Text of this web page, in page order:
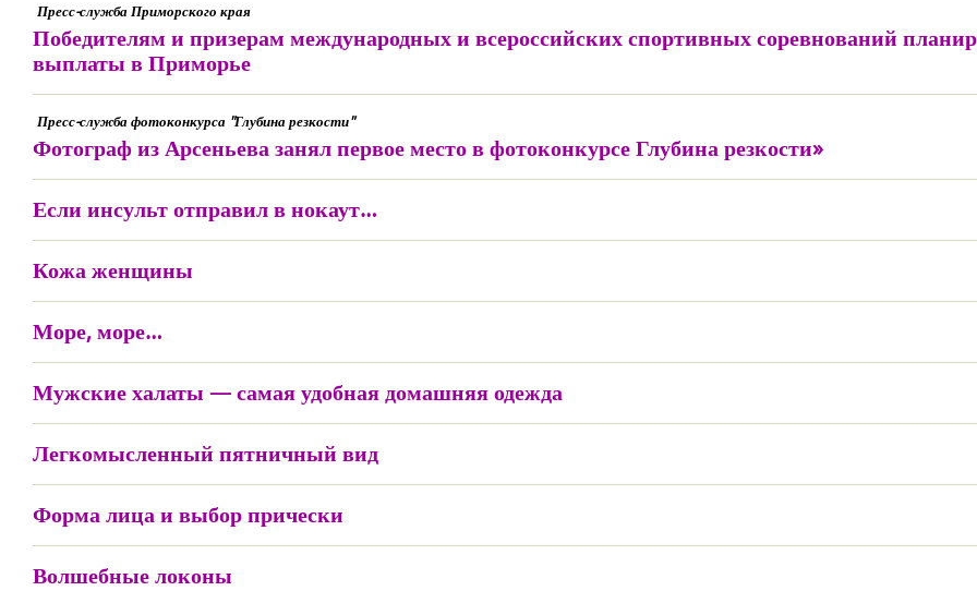
Пресс-служба Приморского края
Победителям и призерам международных и всероссийских спортивных соревнований
выплаты в Приморье
Пресс-служба фотоконкурса "Глубина резкости"
Фотограф из Арсеньева занял первое место в фотоконкурсе Глубина резкости»
Если инсульт отправил в нокаут…
Кожа женщины
Море, море…
Мужские халаты — самая удобная домашняя одежда
Легкомысленный пятничный вид
Форма лица и выбор прически
Волшебные локоны